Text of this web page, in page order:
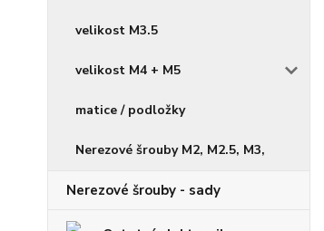
velikost M3.5
velikost M4 + M5
matice / podložky
Nerezové šrouby M2, M2.5, M3,
Nerezové šrouby - sady